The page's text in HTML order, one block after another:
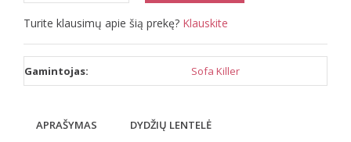
Turite klausimų apie šią prekę? Klauskite
Gamintojas: Sofa Killer
APRAŠYMAS DYDŽIŲ LENTELĖ